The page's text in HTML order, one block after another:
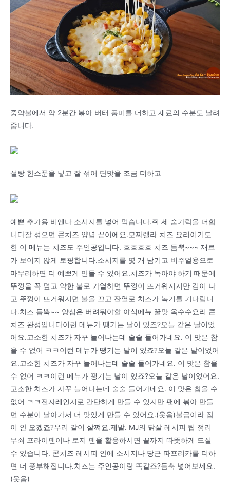
중약불에서 약 2분간 볶아 버터 풍미를 더하고 재료의 수분도 날려
줍니다.
설탕 한스푼을 넣고 잘 섞어 단맛을 조금 더하고
예쁜 추가용 비엔나 소시지를 넣어 먹습니다.쥐 세 숟가락을 더합
니다잘 섞으면 콘치즈 양념 끝이에요.모짜렐라 치즈 요리이기도
한 이 메뉴는 치즈도 주인공입니다. 흐흐흐흐 치즈 듬뿍~~~ 재료
가 보이지 않게 토핑합니다.소시지를 몇 개 남기고 비주얼용으로
마무리하면 더 예쁘게 만들 수 있어요.치즈가 녹아야 하기 때문에
뚜껑을 꼭 덮고 약한 불로 가열하면 뚜껑이 뜨거워지지만 김이 나
고 뚜껑이 뜨거워지면 불을 끄고 잔열로 치즈가 녹기를 기다립니
다.치즈 듬뿍~~ 양심은 버려둬야할 야식메뉴 꿀맛 옥수수요리 콘
치즈 완성입니다이런 메뉴가 땡기는 날이 있죠?오늘 같은 날이었
어요.고소한 치즈가 자꾸 늘어나는데 술술 들어가네요. 이 맛은 참
을 수 없어 ㅋㅋ이런 메뉴가 땡기는 날이 있죠?오늘 같은 날이었어
요.고소한 치즈가 자꾸 늘어나는데 술술 들어가네요. 이 맛은 참을
수 없어 ㅋㅋ이런 메뉴가 땡기는 날이 있죠?오늘 같은 날이었어요.
고소한 치즈가 자꾸 늘어나는데 술술 들어가네요. 이 맛은 참을 수
없어 ㅋㅋ전자레인지로 간단하게 만들 수 있지만 팬에 볶아 만들
면 수분이 날아가서 더 맛있게 만들 수 있어요.(웃음)불금이라 잠
이 안 오겠죠?우리 같이 살쪄요.제발. MJ의 닭살 레시피 팁 정리
무쇠 프라이팬이나 로지 팬을 활용하시면 끝까지 따뜻하게 드실
수 있습니다. 콘치즈 레시피 안에 소시지나 당근 파프리카를 더하
면 더 풍부해집니다.치즈는 주인공이랑 똑같죠?듬뿍 넣어보세요.
(웃음)